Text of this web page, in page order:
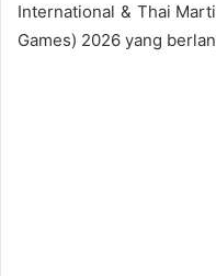
International & Thai
Games) 2026 yang